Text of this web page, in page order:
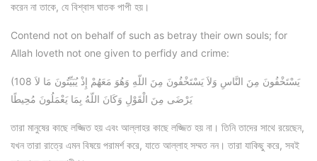
করেন না তাকে, যে বিশ্বাস ঘাতক পাপী হয়।
Contend not on behalf of such as betray their own souls; for
Allah loveth not one given to perfidy and crime:
(108 يَسْتَخْفُونَ مِنَ النَّاسِ وَلاَ يَسْتَخْفُونَ مِنَ اللّهِ وَهُوَ مَعَهُمْ إِذْ يُبَيِّتُونَ مَا لاَ
يَرْضَى مِنَ الْقَوْلِ وَكَانَ اللّهُ بِمَا يَعْمَلُونَ مُحِيطًا
তারা মানুষের কাছে লজ্জিত হয় এবং আল্লাহর কাছে লজ্জিত হয় না। তিনি তাদের সাথে রয়েছেন,
যখন তারা রাত্রে এমন বিষয়ে পরামর্শ করে, যাতে আল্লাহ সম্মত নন। তারা যাকিছু করে, সবই